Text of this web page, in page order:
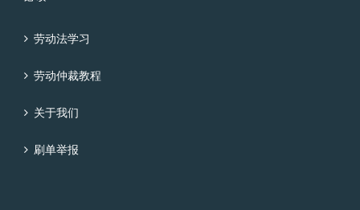
劳动法学习
劳动仲裁教程
关于我们
刷单举报